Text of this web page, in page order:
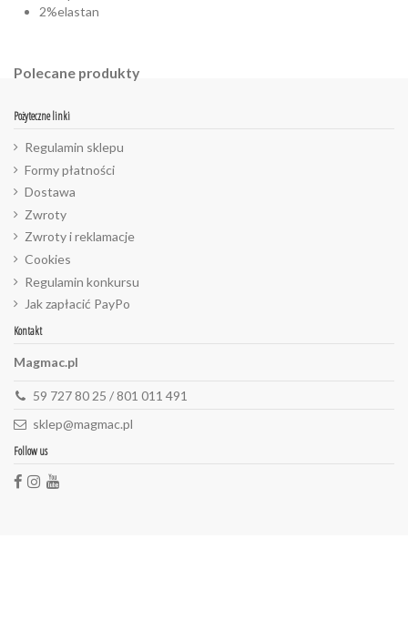
2%elastan
Polecane produkty
Pożyteczne linki
Regulamin sklepu
Formy płatności
Dostawa
Zwroty
Zwroty i reklamacje
Cookies
Regulamin konkursu
Jak zapłacić PayPo
Kontakt
Magmac.pl
59 727 80 25 / 801 011 491
sklep@magmac.pl
Follow us